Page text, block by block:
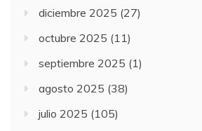
diciembre 2025 (27)
octubre 2025 (11)
septiembre 2025 (1)
agosto 2025 (38)
julio 2025 (105)